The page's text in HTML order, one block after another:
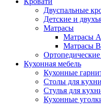
Двуспальные
Детские и
Матрасы
Матрасы
Матрасы
Кухонная мебель
Кухонные
Столы для кухни
Стулья для
Кухонные